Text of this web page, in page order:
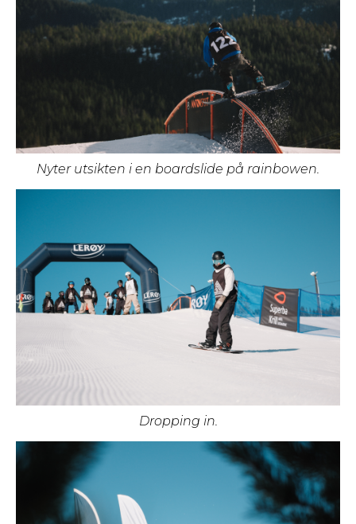
Nyter utsikten i en boardslide på rainbowen.
Dropping in.